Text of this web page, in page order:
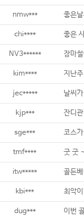
nmw***
chi****
NV3******
kim****
jec*****
kjp***
sge*** 코스
tmf**** 굿 굿
itw***** 골든
kbi***
dug***